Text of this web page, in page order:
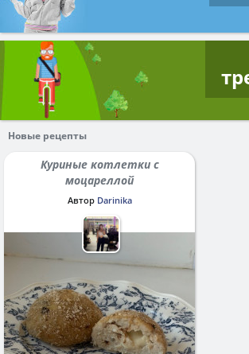
Новые рецепты
Куриные котлетки с
моцареллой
Автор Darinika